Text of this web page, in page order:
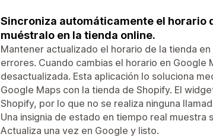
Sincroniza automáticamente el horario
muéstralo en la tienda online.
Mantener actualizado el horario de la tienda
errores. Cuando cambias el horario en
desactualizada. Esta aplicación lo soluciona
Google Maps con la tienda de Shopify. El
Shopify, por lo que no se realiza ninguna
Una insignia de estado en tiempo real
Actualiza una vez en Google y listo.